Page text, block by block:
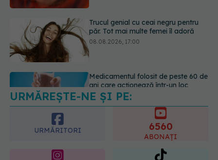
Medicamentul folosit de peste 60 de
ani care acționează într-un loc
neașteptat
Transpirații nocturne: semnul ignorat
care poate ascunde probleme
serioase de sănătate
08.08.2026, 20:00
URMĂREȘTE-NE ȘI PE:
URMĂRITORI
ABONAȚI
URMĂRITORI
1401
URMĂRITORI